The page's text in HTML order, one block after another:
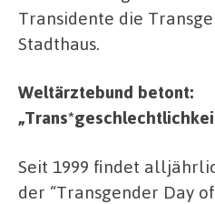
Transidente die
Stadthaus.
Weltärztebund betont:
Seit 1999 findet
der “Transgender Day